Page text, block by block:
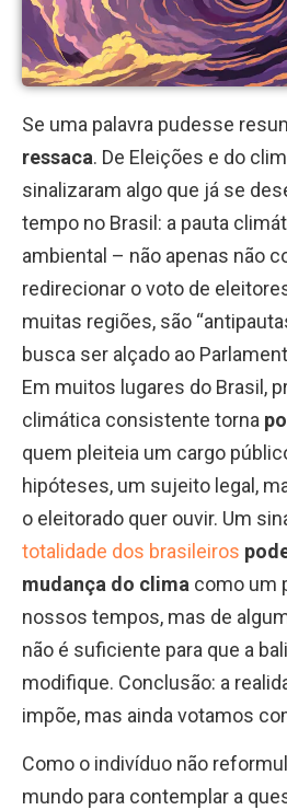
Se uma palavra pudesse
ressaca. De Eleições e do
sinalizaram algo que já se
tempo no Brasil: a pauta
ambiental – não apenas não
redirecionar o voto de
muitas regiões, são
busca ser alçado ao
Em muitos lugares do Brasil,
climática consistente torna
quem pleiteia um cargo
hipóteses, um sujeito legal,
o eleitorado quer ouvir. Um
totalidade dos brasileiros
mudança do clima como um
nossos tempos, mas de
não é suficiente para que a
modifique. Conclusão: a
impõe, mas ainda votamos
Como o indivíduo não
mundo para contemplar a